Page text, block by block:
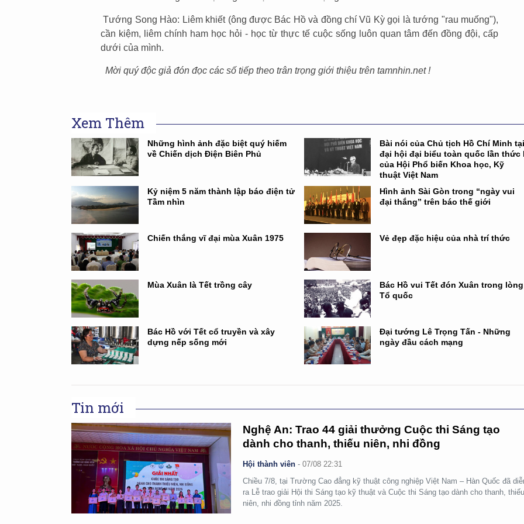
Tướng Song Hào: Liêm khiết (ông được Bác Hồ và đồng chí Vũ Kỳ gọi là tướng "rau muống"),
cần kiệm, liêm chính ham học hỏi - học từ thực tế cuộc sống luôn quan tâm đến đồng đội, cấp
dưới của mình.
Mời quý độc giả đón đọc các số tiếp theo trân trọng giới thiệu trên tamnhin.net !
Xem Thêm
Những hình ảnh đặc biệt quý hiếm
về Chiến dịch Điện Biên Phủ
Bài nói của Chủ tịch Hồ Chí Minh
đại hội đại biểu toàn quốc lần thức
của Hội Phổ biến Khoa học, Kỹ
thuật Việt Nam
Kỷ niệm 5 năm thành lập báo điện tử
Tầm nhìn
Hình ảnh Sài Gòn trong “ngày vui
đại thắng” trên báo thế giới
Chiến thắng vĩ đại mùa Xuân 1975 Vẻ đẹp đặc hiệu của nhà trí thức
Mùa Xuân là Tết trồng cây
Bác Hồ vui Tết đón Xuân trong lòng
Tổ quốc
Bác Hồ với Tết cổ truyền và xây
dựng nếp sống mới
Đại tướng Lê Trọng Tấn - Những
ngày đầu cách mạng
Tin mới
Nghệ An: Trao 44 giải thưởng Cuộc thi Sáng tạo
dành cho thanh, thiếu niên, nhi đồng
Hội thành viên -07/08 22:31
Chiều 7/8, tại Trường Cao đẳng kỹ thuật công nghiệp Việt Nam – Hàn Quốc đã
ra Lễ trao giải Hội thi Sáng tạo kỹ thuật và Cuộc thi Sáng tạo dành cho thanh,
niên, nhi đồng tỉnh năm 2025.